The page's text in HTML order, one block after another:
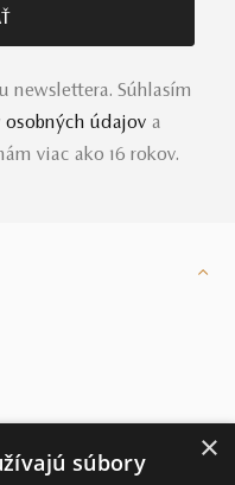
newslettera. Súhlasím
osobných údajov a
viac ako 16 rokov.
×
súbory